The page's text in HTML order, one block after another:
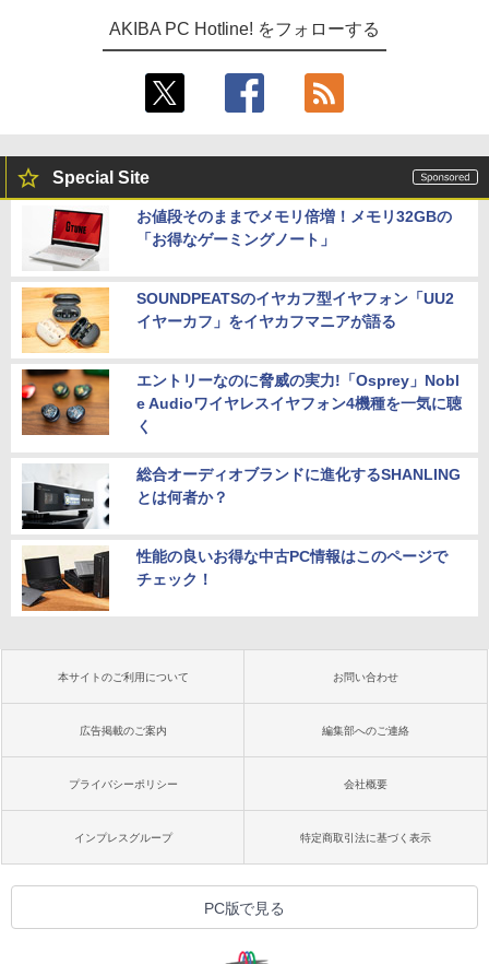
AKIBA PC Hotline! をフォローする
Special Site
お値段そのままでメモリ倍増！メモリ32GBの
「お得なゲーミングノート」
SOUNDPEATSのイヤカフ型イヤフォン「UU2
イヤーカフ」をイヤカフマニアが語る
エントリーなのに脅威の実力!「Osprey」Nobl
e Audioワイヤレスイヤフォン4機種を一気に聴
く
総合オーディオブランドに進化するSHANLING
とは何者か？
性能の良いお得な中古PC情報はこのページで
チェック！
本サイトのご利用について お問い合わせ
広告掲載のご案内 編集部へのご連絡
プライバシーポリシー 会社概要
インプレスグループ 特定商取引法に基づく表示
PC版で見る